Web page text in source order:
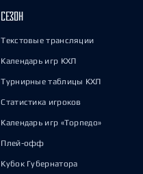
СЕЗОН
Текстовые трансляции
Календарь игр КХЛ
Турнирные таблицы КХЛ
Статистика игроков
Календарь игр «Торпедо»
Плей-офф
Кубок Губернатора